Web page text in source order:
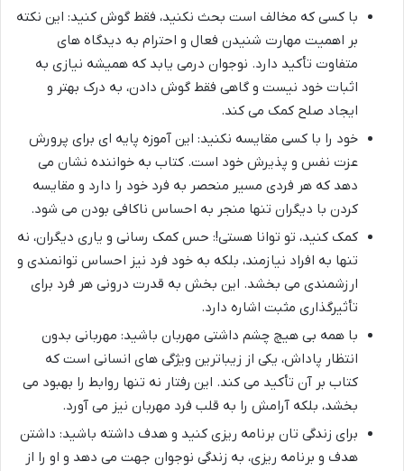
با کسی که مخالف است بحث نکنید، فقط گوش کنید: این نکته
بر اهمیت مهارت شنیدن فعال و احترام به دیدگاه های
متفاوت تأکید دارد. نوجوان درمی یابد که همیشه نیازی به
اثبات خود نیست و گاهی فقط گوش دادن، به درک بهتر و
ایجاد صلح کمک می کند.
خود را با کسی مقایسه نکنید: این آموزه پایه ای برای پرورش
عزت نفس و پذیرش خود است. کتاب به خواننده نشان می
دهد که هر فردی مسیر منحصر به فرد خود را دارد و مقایسه
کردن با دیگران تنها منجر به احساس ناکافی بودن می شود.
کمک کنید، تو توانا هستی!: حس کمک رسانی و یاری دیگران، نه
تنها به افراد نیازمند، بلکه به خود فرد نیز احساس توانمندی و
ارزشمندی می بخشد. این بخش به قدرت درونی هر فرد برای
تأثیرگذاری مثبت اشاره دارد.
با همه بی هیچ چشم داشتی مهربان باشید: مهربانی بدون
انتظار پاداش، یکی از زیباترین ویژگی های انسانی است که
کتاب بر آن تأکید می کند. این رفتار نه تنها روابط را بهبود می
بخشد، بلکه آرامش را به قلب فرد مهربان نیز می آورد.
برای زندگی تان برنامه ریزی کنید و هدف داشته باشید: داشتن
هدف و برنامه ریزی، به زندگی نوجوان جهت می دهد و او را از